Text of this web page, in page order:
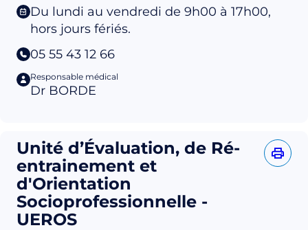
Du lundi au vendredi de 9h00 à 17h00,
hors jours fériés.
05 55 43 12 66
Responsable médical
Dr BORDE
Unité d’Évaluation, de Ré-
entrainement et
d'Orientation
Socioprofessionnelle -
UEROS